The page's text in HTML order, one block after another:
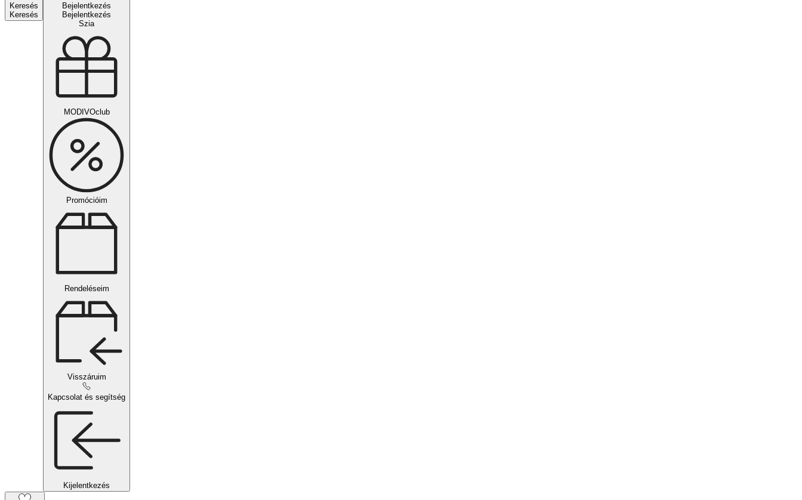
Keresés
Keresés
Bejelentkezés
Bejelentkezés
Szia
MODIVOclub
Promócióim
Rendeléseim
Visszáruim
Kapcsolat és segítség
Kijelentkezés